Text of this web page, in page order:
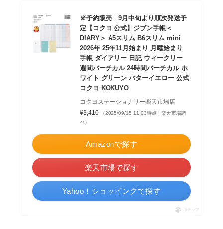
※予約販売 9月中旬より順次発送予
定【コクヨ 公式】ジブン手帳＜
DIARY＞ A5スリム B6スリム mini
2026年 25年11月始まり 月曜始まり
手帳 ダイアリー 日記 ウィークリー
週間バーチカル 24時間バーチカル ホ
ワイト グリーン バターイエロー 公式
コクヨ KOKUYO
コクヨステーショナリー楽天市場店
¥3,410
（2025/09/15 11:03時点 | 楽天市場調
べ）
Amazonで探す
楽天市場で探す
Yahoo！ショッピングで探す
ポチップ